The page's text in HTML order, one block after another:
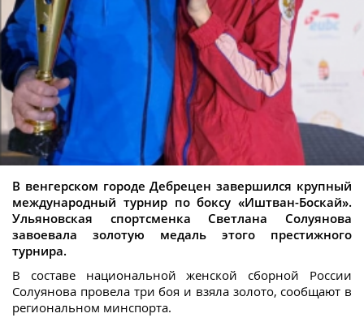
В венгерском городе Дебрецен завершился крупный
международный турнир по боксу «Иштван-Боскай».
Ульяновская спортсменка Светлана Солуянова
завоевала золотую медаль этого престижного
турнира. ⠀
В составе национальной женской сборной России
Солуянова провела три боя и взяла золото, сообщают в
региональном минспорта.